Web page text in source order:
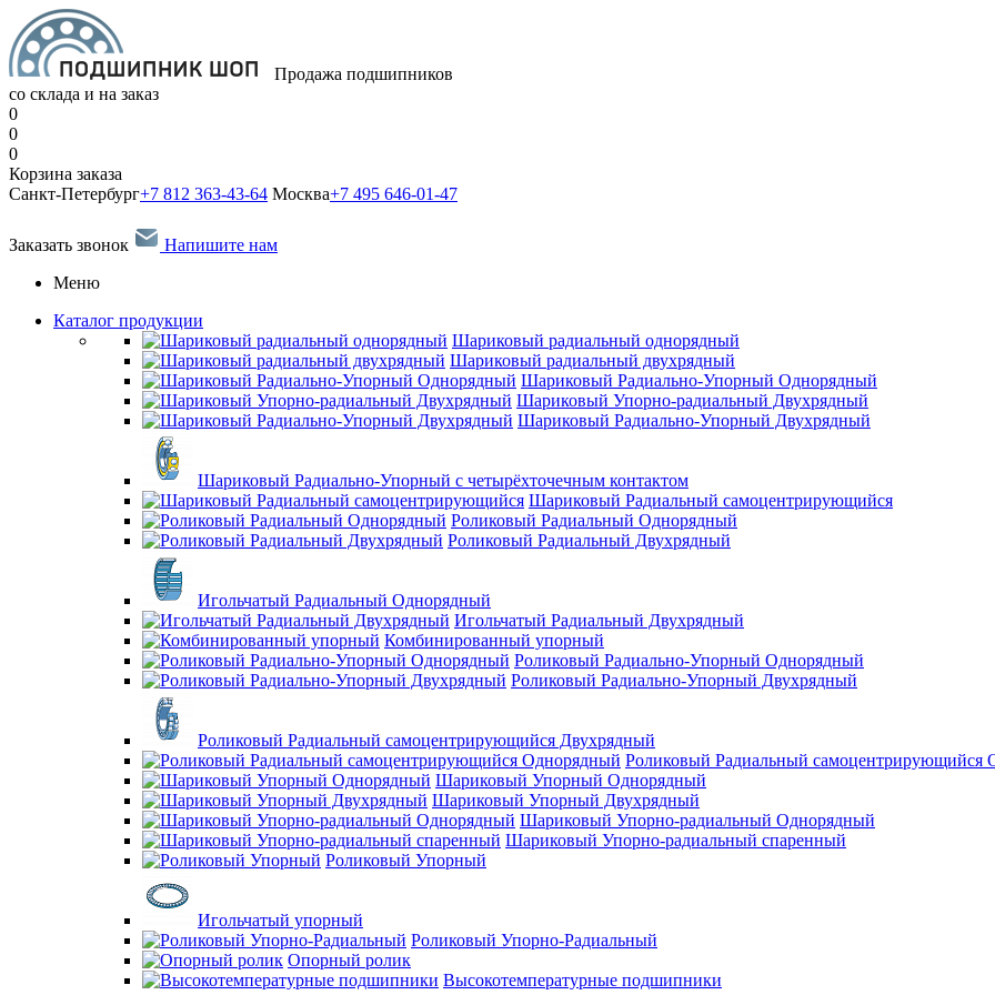
Продажа подшипников
со склада и на заказ
0
0
0
Корзина заказа
Санкт-Петербург+7 812 363-43-64 Москва+7 495 646-01-47
Заказать звонок
Напишите нам
Меню
Каталог продукции
Шариковый радиальный однорядный
Шариковый радиальный двухрядный
Шариковый Радиально-Упорный Однорядный
Шариковый Упорно-радиальный Двухрядный
Шариковый Радиально-Упорный Двухрядный
Шариковый Радиально-Упорный с четырёхточечным контактом
Шариковый Радиальный самоцентрирующийся
Роликовый Радиальный Однорядный
Роликовый Радиальный Двухрядный
Игольчатый Радиальный Однорядный
Игольчатый Радиальный Двухрядный
Комбинированный упорный
Роликовый Радиально-Упорный Однорядный
Роликовый Радиально-Упорный Двухрядный
Роликовый Радиальный самоцентрирующийся Двухрядный
Роликовый Радиальный самоцентрирующийся
Шариковый Упорный Однорядный
Шариковый Упорный Двухрядный
Шариковый Упорно-радиальный Однорядный
Шариковый Упорно-радиальный спаренный
Роликовый Упорный
Игольчатый упорный
Роликовый Упорно-Радиальный
Опорный ролик
Высокотемпературные подшипники